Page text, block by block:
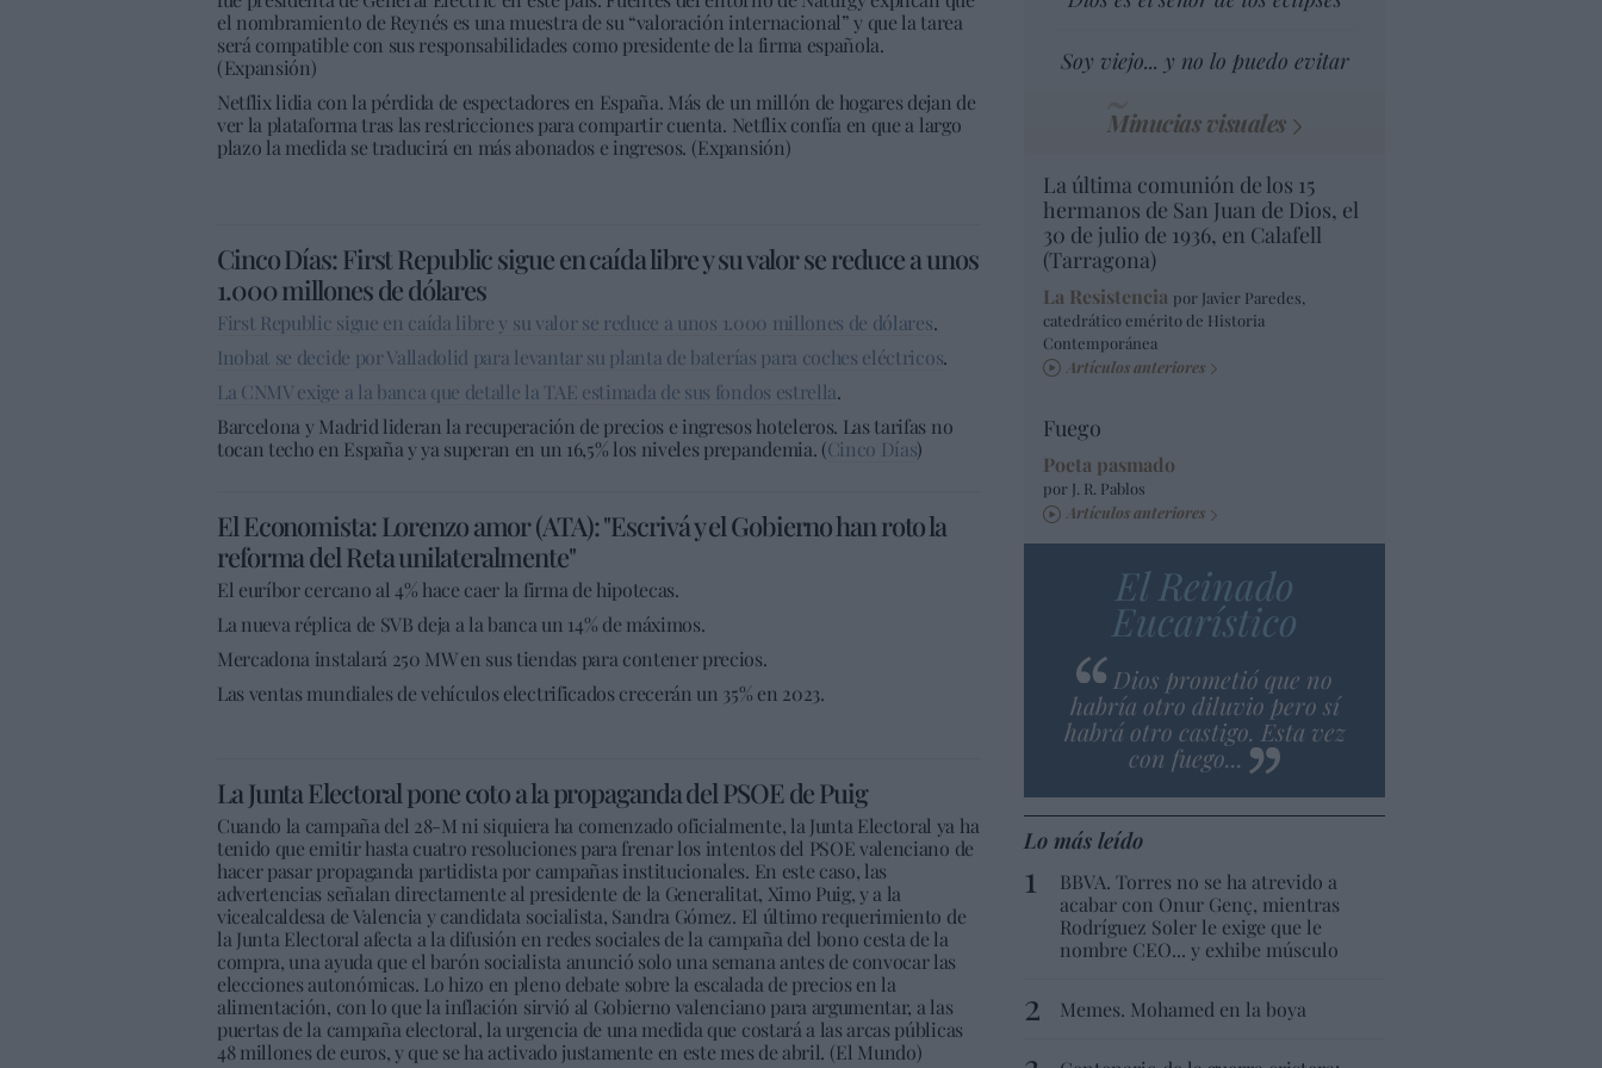
el nombramiento de Reynés es una muestra de su “valoración internacional” y que la tarea
será compatible con sus responsabilidades como presidente de la firma española.
(Expansión)
Netflix lidia con la pérdida de espectadores en España. Más de un millón de hogares dejan de
ver la plataforma tras las restricciones para compartir cuenta. Netflix confía en que a largo
plazo la medida se traducirá en más abonados e ingresos. (Expansión)
Cinco Días: First Republic sigue en caída libre y su valor se reduce a unos
1.000 millones de dólares
First Republic sigue en caída libre y su valor se reduce a unos 1.000 millones de dólares.
Inobat se decide por Valladolid para levantar su planta de baterías para coches eléctricos.
La CNMV exige a la banca que detalle la TAE estimada de sus fondos estrella.
Barcelona y Madrid lideran la recuperación de precios e ingresos hoteleros. Las tarifas no
tocan techo en España y ya superan en un 16,5% los niveles prepandemia. (Cinco Días)
El Economista: Lorenzo amor (ATA): "Escrivá y el Gobierno han roto la
reforma del Reta unilateralmente"
El euríbor cercano al 4% hace caer la firma de hipotecas.
La nueva réplica de SVB deja a la banca un 14% de máximos.
Mercadona instalará 250 MW en sus tiendas para contener precios.
Las ventas mundiales de vehículos electrificados crecerán un 35% en 2023.
La Junta Electoral pone coto a la propaganda del PSOE de Puig
Cuando la campaña del 28-M ni siquiera ha comenzado oficialmente, la Junta Electoral ya ha
tenido que emitir hasta cuatro resoluciones para frenar los intentos del PSOE valenciano de
hacer pasar propaganda partidista por campañas institucionales. En este caso, las
advertencias señalan directamente al presidente de la Generalitat, Ximo Puig, y a la
vicealcaldesa de Valencia y candidata socialista, Sandra Gómez. El último requerimiento de
la Junta Electoral afecta a la difusión en redes sociales de la campaña del bono cesta de la
compra, una ayuda que el barón socialista anunció solo una semana antes de convocar las
elecciones autonómicas. Lo hizo en pleno debate sobre la escalada de precios en la
alimentación, con lo que la inflación sirvió al Gobierno valenciano para argumentar, a las
puertas de la campaña electoral, la urgencia de una medida que costará a las arcas públicas
48 millones de euros, y que se ha activado justamente en este mes de abril. (El Mundo)
Soy viejo... y no lo puedo evitar
Minucias visuales
La última comunión de los 15
hermanos de San Juan de Dios, el
30 de julio de 1936, en Calafell
(Tarragona)
La Resistencia por Javier Paredes,
catedrático emérito de Historia
Contemporánea
Artículos anteriores
Fuego
Poeta pasmado
por J. R. Pablos
Artículos anteriores
El Reinado
Eucarístico
Dios prometió que no
habría otro diluvio pero sí
habrá otro castigo. Esta vez
con fuego...
Lo más leído
BBVA. Torres no se ha atrevido a
acabar con Onur Genç, mientras
Rodríguez Soler le exige que le
nombre CEO... y exhibe músculo
Memes. Mohamed en la boya